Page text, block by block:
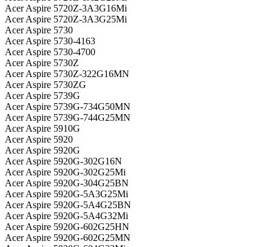
Acer Aspire 5720Z-3A3G16Mi
Acer Aspire 5720Z-3A3G25Mi
Acer Aspire 5730
Acer Aspire 5730-4163
Acer Aspire 5730-4700
Acer Aspire 5730Z
Acer Aspire 5730Z-322G16MN
Acer Aspire 5730ZG
Acer Aspire 5739G
Acer Aspire 5739G-734G50MN
Acer Aspire 5739G-744G25MN
Acer Aspire 5910G
Acer Aspire 5920
Acer Aspire 5920G
Acer Aspire 5920G-302G16N
Acer Aspire 5920G-302G25Mi
Acer Aspire 5920G-304G25BN
Acer Aspire 5920G-5A3G25Mi
Acer Aspire 5920G-5A4G25BN
Acer Aspire 5920G-5A4G32Mi
Acer Aspire 5920G-602G25HN
Acer Aspire 5920G-602G25MN